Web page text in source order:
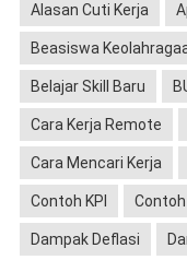
Alasan Cuti Kerja
Beasiswa
Belajar Skill Baru
Cara Kerja Remote
Cara Mencari Kerja
Contoh KPI
Dampak Deflasi